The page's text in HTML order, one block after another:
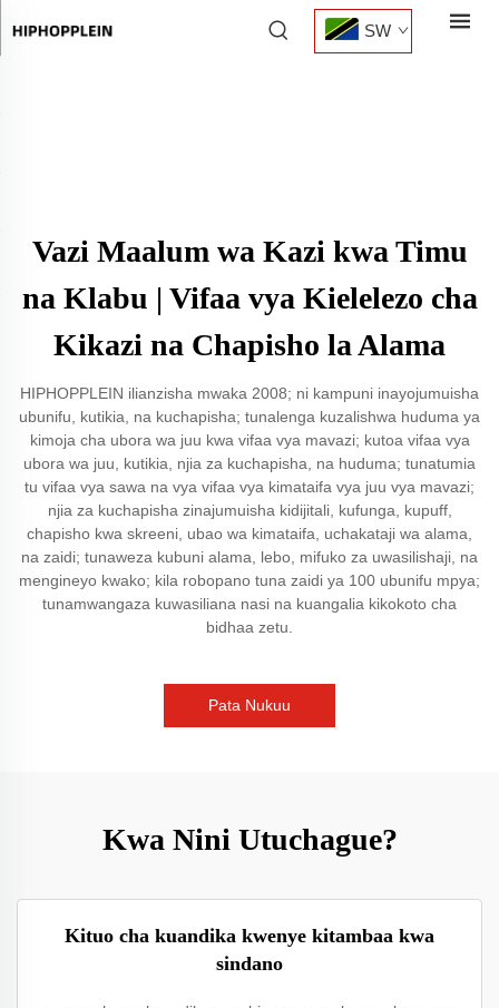
SW
Vazi Maalum wa Kazi kwa Timu
na Klabu | Vifaa vya Kielelezo cha
Kikazi na Chapisho la Alama
HIPHOPPLEIN ilianzisha mwaka 2008; ni kampuni inayojumuisha
ubunifu, kutikia, na kuchapisha; tunalenga kuzalishwa huduma ya
kimoja cha ubora wa juu kwa vifaa vya mavazi; kutoa vifaa vya
ubora wa juu, kutikia, njia za kuchapisha, na huduma; tunatumia
tu vifaa vya sawa na vya vifaa vya kimataifa vya juu vya mavazi;
njia za kuchapisha zinajumuisha kidijitali, kufunga, kupuff,
chapisho kwa skreeni, ubao wa kimataifa, uchakataji wa alama,
na zaidi; tunaweza kubuni alama, lebo, mifuko za uwasilishaji, na
mengineyo kwako; kila robopano tuna zaidi ya 100 ubunifu mpya;
tunamwangaza kuwasiliana nasi na kuangalia kikokoto cha
bidhaa zetu.
Pata Nukuu
Kwa Nini Utuchague?
Kituo cha kuandika kwenye kitambaa kwa
sindano